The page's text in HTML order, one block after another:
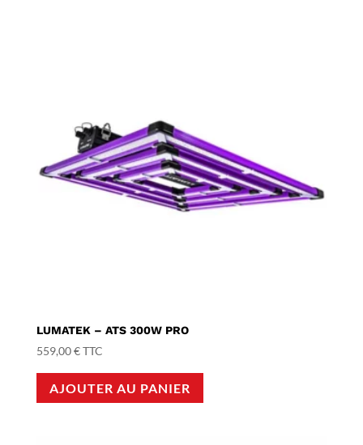
LUMATEK – ATS 300W PRO
559,00€TTC
AJOUTER AU PANIER